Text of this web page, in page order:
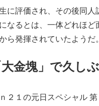
に評価され、その後同人
なるとは、一体どれほ
ら発揮されていたようだ。
金塊」で久し
２１の元日スペシャル